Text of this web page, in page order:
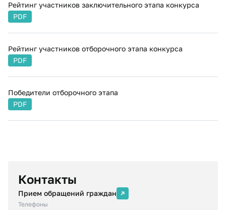
Рейтинг​ участников заключительного этапа конкурса
PDF
Рейтинг участников отборочного этапа конкурса
PDF
Победители отборочного этапа
PDF
Контакты
Прием обращений граждан
Телефоны